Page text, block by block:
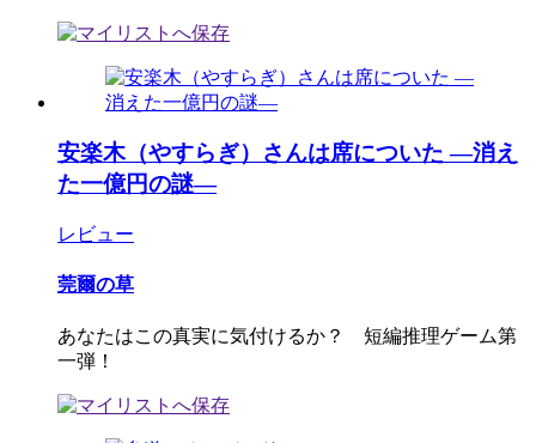
安楽木（やすらぎ）さんは席についた ―消え
た一億円の謎―
レビュー
莞爾の草
あなたはこの真実に気付けるか？ 短編推理ゲーム第
一弾！